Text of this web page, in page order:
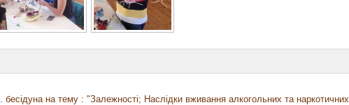
на тему : "Залежності; Наслідки вживання алкогольних та наркотичних